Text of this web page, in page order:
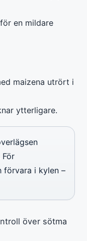
en mildare
maizena utrört i
ytterligare.
förvara i kylen –
över sötma